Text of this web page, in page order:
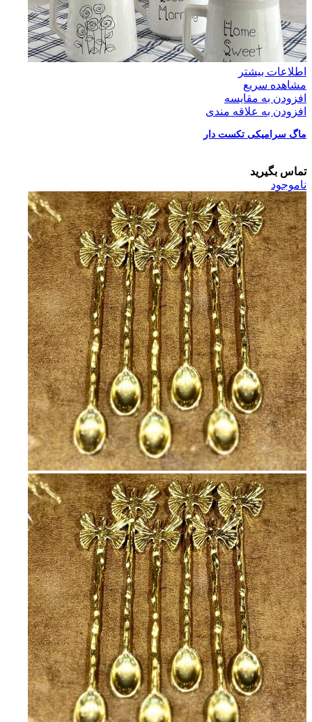
اطلاعات بیشتر
مشاهده سریع
افزودن به مقایسه
افزودن به علاقه مندی
ماگ سرامیکی تکست دار
تماس بگیرید
ناموجود